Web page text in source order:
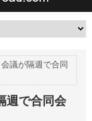
議が隔週で合同
週で合同会